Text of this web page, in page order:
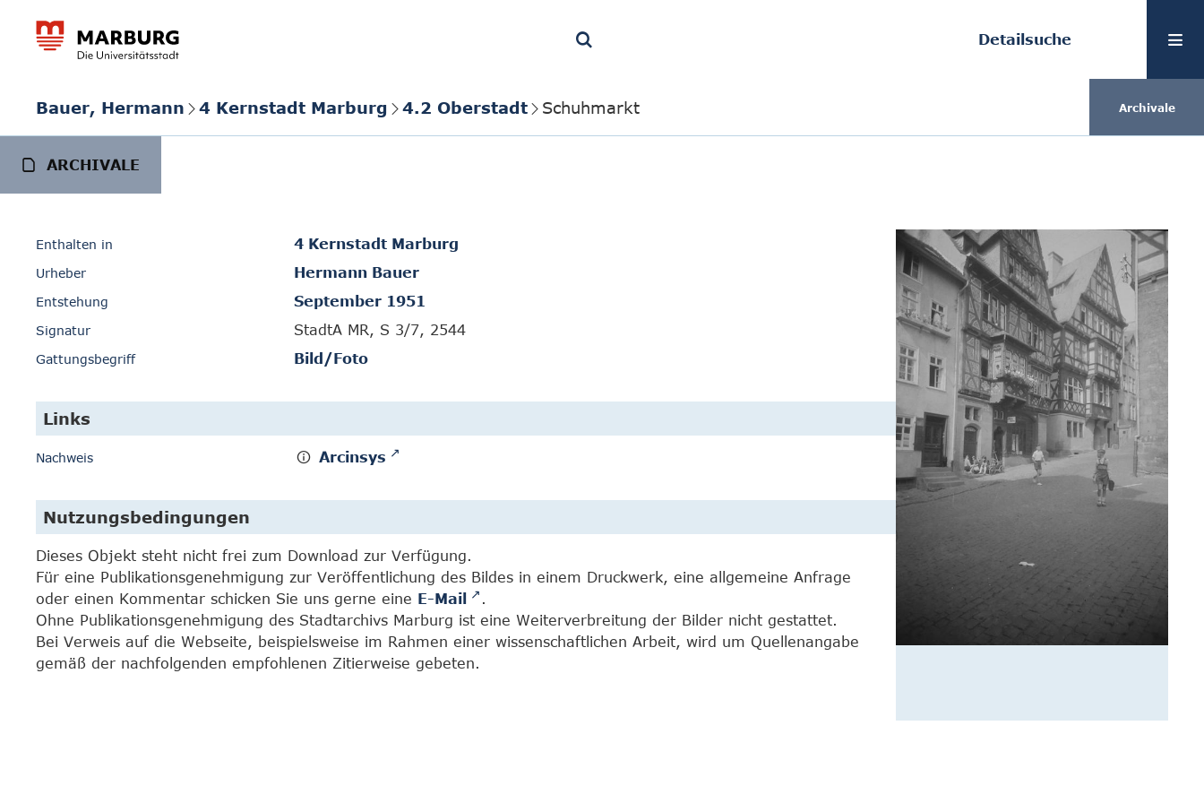
Detailsuche
Bauer, Hermann 4 Kernstadt Marburg 4.2 Oberstadt Schuhmarkt Archivale
ARCHIVALE
Enthalten in 4 Kernstadt Marburg
Urheber Hermann Bauer
Entstehung September 1951
Signatur StadtA MR, S 3/7, 2544
Gattungsbegriff Bild/Foto
Links
Nachweis Arcinsys
Nutzungsbedingungen
Dieses Objekt steht nicht frei zum Download zur Verfügung.
Für eine Publikationsgenehmigung zur Veröffentlichung des Bildes in einem Druckwerk, eine allgemeine Anfrage
oder einen Kommentar schicken Sie uns gerne eine E-Mail
.
Ohne Publikationsgenehmigung des Stadtarchivs Marburg ist eine Weiterverbreitung der Bilder nicht gestattet.
Bei Verweis auf die Webseite, beispielsweise im Rahmen einer wissenschaftlichen Arbeit, wird um Quellenangabe
gemäß der nachfolgenden empfohlenen Zitierweise gebeten.